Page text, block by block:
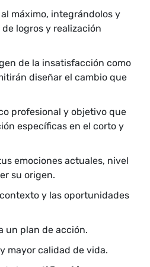
máximo, integrándolos y
logros y realización
de la insatisfacción como
diseñar el cambio que
profesional y objetivo que
específicas en el corto y
emociones actuales, nivel
su origen.
y las oportunidades
un plan de acción.
mayor calidad de vida.